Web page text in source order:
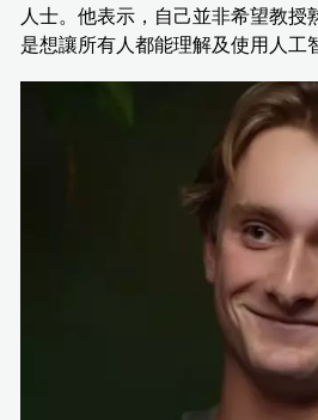
人士。他表示，自己並非希望教授
是想讓所有人都能理解及使用人工